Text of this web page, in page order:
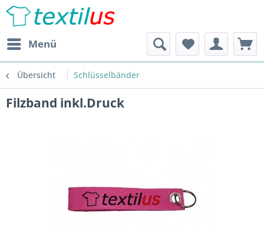
Menü
Übersicht Schlüsselbänder
Filzband inkl.Druck